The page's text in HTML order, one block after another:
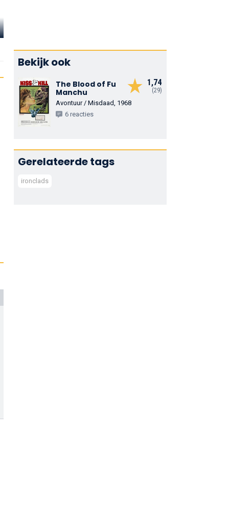
Bekijk ook
1,74
(29)
The Blood of Fu
Manchu
Avontuur / Misdaad, 1968
6 reacties
Gerelateerde tags
ironclads